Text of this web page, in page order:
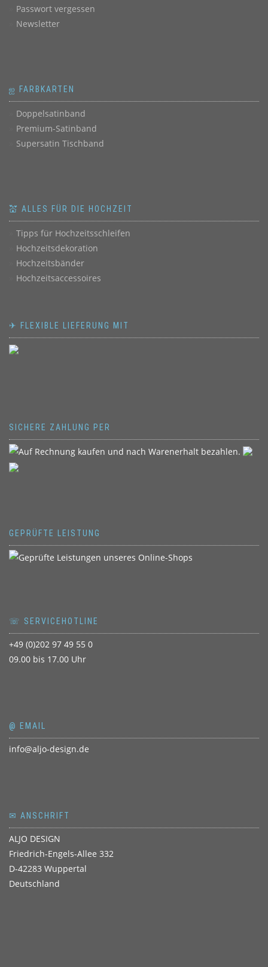
Passwort vergessen
Newsletter
ஐ FARBKARTEN
Doppelsatinband
Premium-Satinband
Supersatin Tischband
💒 ALLES FÜR DIE HOCHZEIT
Tipps für Hochzeitsschleifen
Hochzeitsdekoration
Hochzeitsbänder
Hochzeitsaccessoires
✈ FLEXIBLE LIEFERUNG MIT
SICHERE ZAHLUNG PER
GEPRÜFTE LEISTUNG
☏ SERVICEHOTLINE
+49 (0)202 97 49 55 0
09.00 bis 17.00 Uhr
@ EMAIL
info@aljo-design.de
✉ ANSCHRIFT
ALJO DESIGN
Friedrich-Engels-Allee 332
D-42283 Wuppertal
Deutschland